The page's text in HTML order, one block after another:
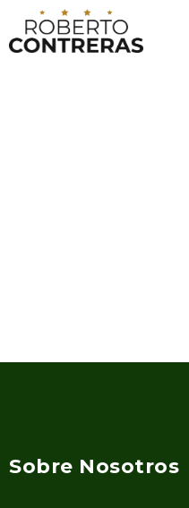
Sobre Nosotros